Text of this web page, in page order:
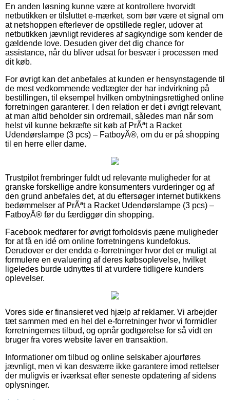
En anden løsning kunne være at kontrollere hvorvidt
netbutikken er tilsluttet e-mærket, som bør være et signal om
at netshoppen efterlever de opstillede regler, udover at
netbutikken jævnligt revideres af sagkyndige som kender de
gældende love. Desuden giver det dig chance for
assistance, når du bliver udsat for besvær i processen med
dit køb.
For øvrigt kan det anbefales at kunden er hensynstagende til
de mest vedkommende vedtægter der har indvirkning på
bestillingen, til eksempel hvilken ombytningsrettighed online
forretningen garanterer. I den relation er det i øvrigt relevant,
at man altid beholder sin ordremail, således man når som
helst vil kunne bekræfte sit køb af PrÃªt a Racket
Udendørslampe (3 pcs) – FatboyÂ®, om du er på shopping
til en herre eller dame.
Trustpilot frembringer fuldt ud relevante muligheder for at
granske forskellige andre konsumenters vurderinger og af
den grund anbefales det, at du eftersøger internet butikkens
bedømmelser af PrÃªt a Racket Udendørslampe (3 pcs) –
FatboyÂ® før du færdiggør din shopping.
Facebook medfører for øvrigt forholdsvis pæne muligheder
for at få en idé om online forretningens kundefokus.
Derudover er der endda e-forretninger hvor det er muligt at
formulere en evaluering af deres købsoplevelse, hvilket
ligeledes burde udnyttes til at vurdere tidligere kunders
oplevelser.
Vores side er finansieret ved hjælp af reklamer. Vi arbejder
tæt sammen med en hel del e-forretninger hvor vi formidler
forretningernes tilbud, og opnår godtgørelse for så vidt en
bruger fra vores website laver en transaktion.
Informationer om tilbud og online selskaber ajourføres
jævnligt, men vi kan desværre ikke garantere imod rettelser
der muligvis er iværksat efter seneste opdatering af sidens
oplysninger.